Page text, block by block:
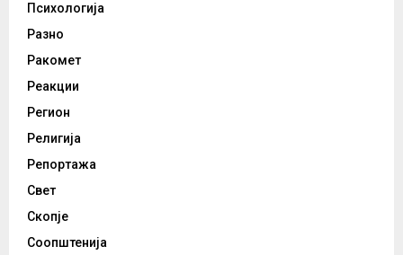
Психологија
Разно
Ракомет
Реакции
Регион
Религија
Репортажа
Свет
Скопје
Соопштенија